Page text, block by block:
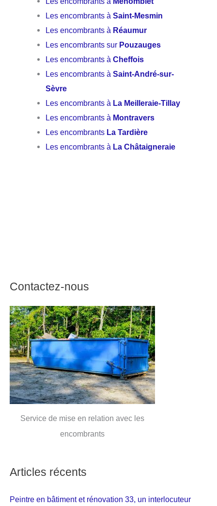
Les encombrants àSaint-Mesmin
Les encombrants à Réaumur
Les encombrants sur Pouzauges
Les encombrants àCheffois
Les encombrants àSaint-André-sur-
Sèvre
Les encombrants à La Meilleraie-Tillay
Les encombrants à Montravers
Les encombrants La Tardière
Les encombrants à La Châtaigneraie
Contactez-nous
Service de mise en relation avec les
encombrants
Articles récents
Peintre en bâtiment et rénovation 33, un interlocuteur